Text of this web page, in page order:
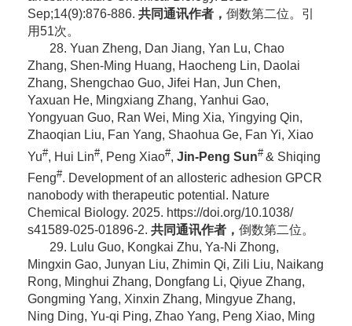
Sep;14(9):876-886. 共同通讯作者， 倒数第二位。引
用51次。
28. Yuan Zheng, Dan Jiang, Yan Lu, Chao
Zhang, Shen-Ming Huang, Haocheng Lin, Daolai
Zhang, Shengchao Guo, Jifei Han, Jun Chen,
Yaxuan He, Mingxiang Zhang, Yanhui Gao,
Yongyuan Guo, Ran Wei, Ming Xia, Yingying Qin,
Zhaoqian Liu, Fan Yang, Shaohua Ge, Fan Yi, Xiao
Yu#, Hui Lin#, Peng Xiao#, Jin-Peng Sun#& Shiqing
Feng#. Development of an allosteric adhesion GPCR
nanobody with therapeutic potential. Nature
Chemical Biology. 2025. https://doi.org/10.1038/
s41589-025-01896-2. 共同通讯作者， 倒数第二位。
29. Lulu Guo, Kongkai Zhu, Ya-Ni Zhong,
Mingxin Gao, Junyan Liu, Zhimin Qi, Zili Liu, Naikang
Rong, Minghui Zhang, Dongfang Li, Qiyue Zhang,
Gongming Yang, Xinxin Zhang, Mingyue Zhang,
Ning Ding, Yu-qi Ping, Zhao Yang, Peng Xiao, Ming